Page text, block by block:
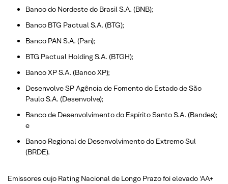
Banco do Nordeste do Brasil S.A. (BNB);
Banco BTG Pactual S.A. (BTG);
Banco PAN S.A. (Pan);
BTG Pactual Holding S.A. (BTGH);
Banco XP S.A. (Banco XP);
Desenvolve SP Agência de Fomento do Estado de São
Paulo S.A. (Desenvolve);
Banco de Desenvolvimento do Espírito Santo S.A. (Bandes);
e
Banco Regional de Desenvolvimento do Extremo Sul
(BRDE).
Emissores cujo Rating Nacional de Longo Prazo foi elevado ‘AA+